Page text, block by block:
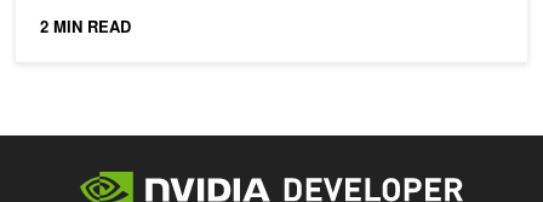
2 MIN READ